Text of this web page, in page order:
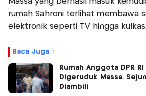
Massa yang berhasil masuk
rumah Sahroni terlihat membawa
elektronik seperti TV hingga kulkas.
Baca Juga :
Rumah Anggota DPR
Digeruduk Massa,
Diambili